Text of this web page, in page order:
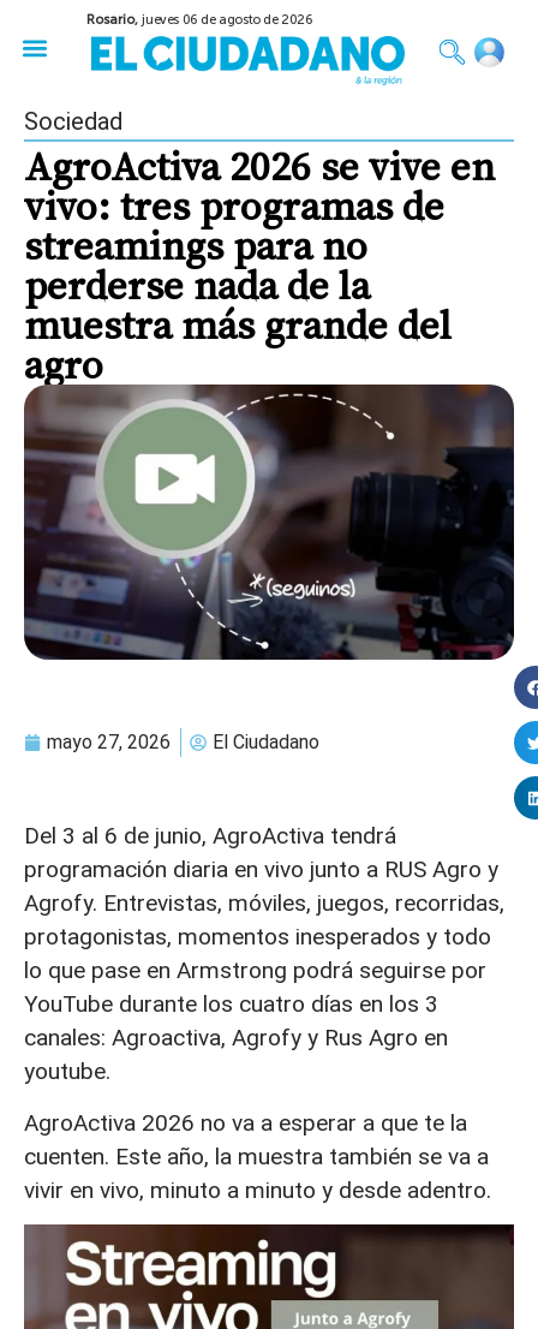
Rosario,jueves 06 de agosto de 2026
Sociedad
AgroActiva 2026 se vive en
vivo: tres programas de
streamings para no
perderse nada de la
muestra más grande del
agro
mayo 27, 2026 El Ciudadano
Del 3 al 6 de junio, AgroActiva tendrá
programación diaria en vivo junto a RUS Agro y
Agrofy. Entrevistas, móviles, juegos, recorridas,
protagonistas, momentos inesperados y todo
lo que pase en Armstrong podrá seguirse por
YouTube durante los cuatro días en los 3
canales: Agroactiva, Agrofy y Rus Agro en
youtube.
AgroActiva 2026 no va a esperar a que te la
cuenten. Este año, la muestra también se va a
vivir en vivo, minuto a minuto y desde adentro.